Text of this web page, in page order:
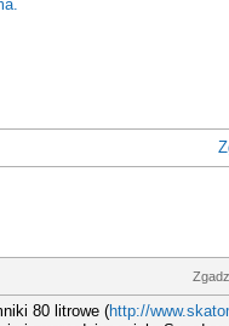
80 litrowe (http://